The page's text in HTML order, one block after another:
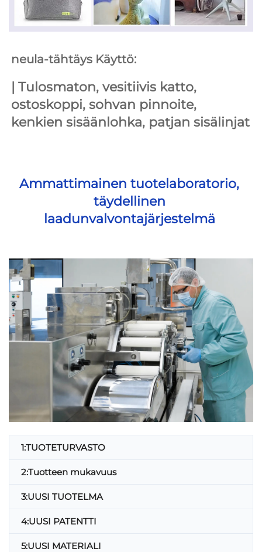
neula-tähtäys Käyttö:
Tulosmaton, vesitiivis katto,
ostoskoppi, sohvan pinnoite,
Ammattimainen tuotelaboratorio,
täydellinen
laadunvalvontajärjestelmä
1:TUOTETURVASTO
2:Tuotteen mukavuus
3:UUSI TUOTELMA
4:UUSI PATENTTI
5:UUSI MATERIALI